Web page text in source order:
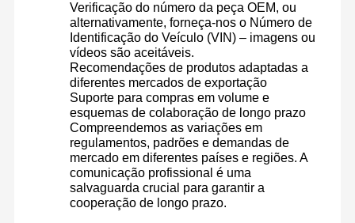
Verificação do número da peça OEM, ou
alternativamente, forneça-nos o Número de
Identificação do Veículo (VIN) – imagens ou
vídeos são aceitáveis.
Recomendações de produtos adaptadas a
diferentes mercados de exportação
Suporte para compras em volume e
esquemas de colaboração de longo prazo
Compreendemos as variações em
regulamentos, padrões e demandas de
mercado em diferentes países e regiões. A
comunicação profissional é uma
salvaguarda crucial para garantir a
cooperação de longo prazo.